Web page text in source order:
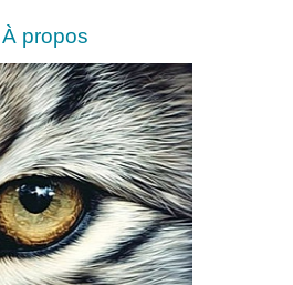
À propos